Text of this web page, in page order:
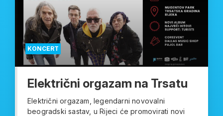
KONCERT
Električni orgazam na Trsatu
Električni orgazam, legendarni novovalni
beogradski sastav, u Rijeci će promovirati novi